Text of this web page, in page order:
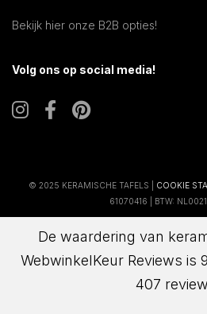
Bekijk hier onze B2B opties!
Volg ons op social media!
© 2025 KERAMISCHE TAFELS | COOKIE
61070416 | BTW:
De waardering van
WebwinkelKeur Reviews is
407